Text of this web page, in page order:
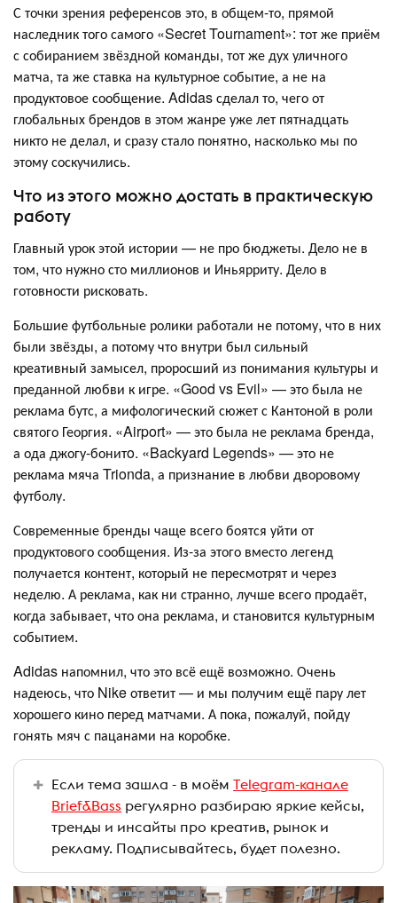
С точки зрения референсов это, в общем-то, прямой
наследник того самого «Secret Tournament»: тот же приём
с собиранием звёздной команды, тот же дух уличного
матча, та же ставка на культурное событие, а не на
продуктовое сообщение. Adidas сделал то, чего от
глобальных брендов в этом жанре уже лет пятнадцать
никто не делал, и сразу стало понятно, насколько мы по
этому соскучились.
Что из этого можно достать в практическую
работу
Главный урок этой истории — не про бюджеты. Дело не в
том, что нужно сто миллионов и Иньярриту. Дело в
готовности рисковать.
Большие футбольные ролики работали не потому, что в них
были звёзды, а потому что внутри был сильный
креативный замысел, проросший из понимания культуры и
преданной любви к игре. «Good vs Evil» — это была не
реклама бутс, а мифологический сюжет с Кантоной в роли
святого Георгия. «Airport» — это была не реклама бренда,
а ода джогу-бонитo. «Backyard Legends» — это не
реклама мяча Trionda, а признание в любви дворовому
футболу.
Современные бренды чаще всего боятся уйти от
продуктового сообщения. Из-за этого вместо легенд
получается контент, который не пересмотрят и через
неделю. А реклама, как ни странно, лучше всего продаёт,
когда забывает, что она реклама, и становится культурным
событием.
Adidas напомнил, что это всё ещё возможно. Очень
надеюсь, что Nike ответит — и мы получим ещё пару лет
хорошего кино перед матчами. А пока, пожалуй, пойду
гонять мяч с пацанами на коробке.
Если тема зашла - в моём Telegram-канале
Brief&Bass регулярно разбираю яркие кейсы,
тренды и инсайты про креатив, рынок и
рекламу. Подписывайтесь, будет полезно.